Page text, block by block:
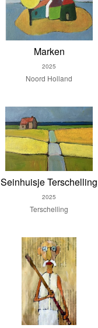
Marken
2025
Noord Holland
Seinhuisje Terschelling
2025
Terschelling